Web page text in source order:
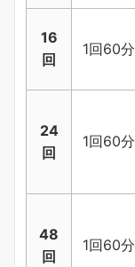
16
回
1回60分
24
回
1回60分
48
回
1回60分